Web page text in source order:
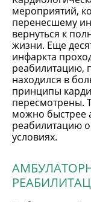
мероприятий,
перенесшему
вернуться к
жизни. Еще
инфаркта
реабилитацию,
находился в
принципы
пересмотрены.
можно быстрее
реабилитацию
условиях.